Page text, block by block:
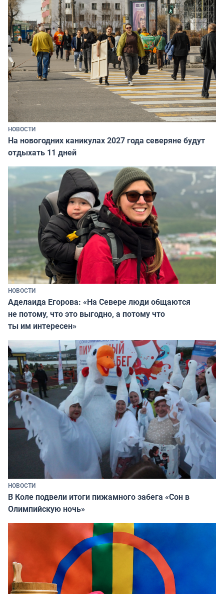
НОВОСТИ
На новогодних каникулах 2027 года северяне будут
отдыхать 11 дней
НОВОСТИ
Аделаида Егорова: «На Севере люди общаются
не потому, что это выгодно, а потому что
ты им интересен»
НОВОСТИ
В Коле подвели итоги пижамного забега «Сон в
Олимпийскую ночь»